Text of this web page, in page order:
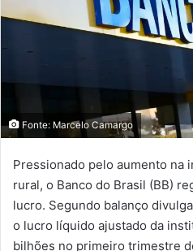
Fonte: Marcelo Camargo
Pressionado pelo aumento na
rural, o Banco do Brasil (BB)
lucro. Segundo balanço
o lucro líquido ajustado da
bilhões no primeiro trimestre